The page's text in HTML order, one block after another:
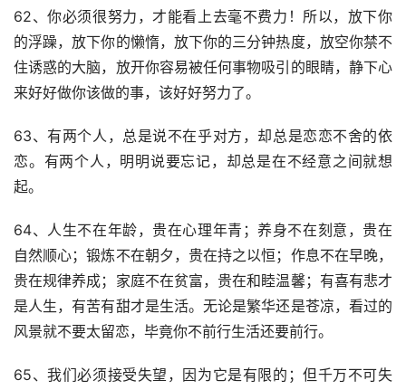
62、你必须很努力，才能看上去毫不费力！所以，放下你
的浮躁，放下你的懒惰，放下你的三分钟热度，放空你禁不
住诱惑的大脑，放开你容易被任何事物吸引的眼睛，静下心
来好好做你该做的事，该好好努力了。
63、有两个人，总是说不在乎对方，却总是恋恋不舍的依
恋。有两个人，明明说要忘记，却总是在不经意之间就想
起。
64、人生不在年龄，贵在心理年青；养身不在刻意，贵在
自然顺心；锻炼不在朝夕，贵在持之以恒；作息不在早晚，
贵在规律养成；家庭不在贫富，贵在和睦温馨；有喜有悲才
是人生，有苦有甜才是生活。无论是繁华还是苍凉，看过的
风景就不要太留恋，毕竟你不前行生活还要前行。
65、我们必须接受失望，因为它是有限的；但千万不可失